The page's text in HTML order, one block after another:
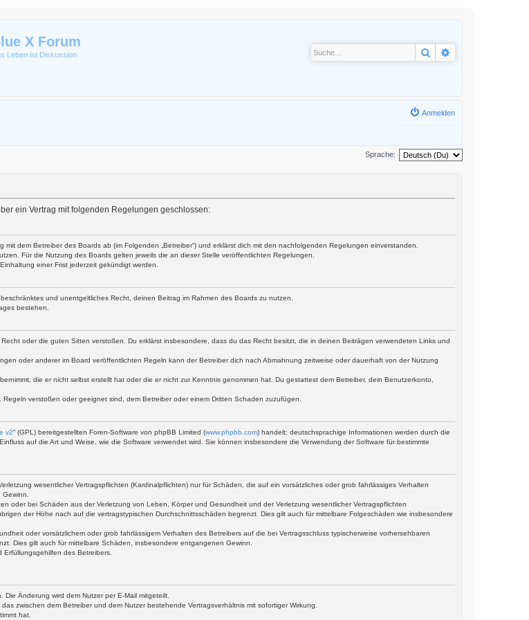
X Forum
Leben ist Diskussion Suche
Anmelden
Sprache:
ein Vertrag mit folgenden Regelungen geschlossen:
dem Betreiber des Boards ab (im Folgenden „Betreiber“) und erklärst dich mit den nachfolgenden Regelungen einverstanden.
Für die Nutzung des Boards gelten jeweils die an dieser Stelle veröffentlichten Regelungen.
einer Frist jederzeit gekündigt werden.
und unentgeltliches Recht, deinen Beitrag im Rahmen des Boards zu nutzen.
bestehen.
oder die guten Sitten verstoßen. Du erklärst insbesondere, dass du das Recht besitzt, die in deinen Beiträgen verwendeten Links und
oder anderer im Board veröffentlichten Regeln kann der Betreiber dich nach Abmahnung zeitweise oder dauerhaft von der Nutzung
die er nicht selbst erstellt hat oder die er nicht zur Kenntnis genommen hat. Du gestattest dem Betreiber, dein Benutzerkonto,
verstoßen oder geeignet sind, dem Betreiber oder einem Dritten Schaden zuzufügen.
v2“ (GPL) bereitgestellten Foren-Software von phpBB Limited (www.phpbb.com) handelt; deutschsprachige Informationen werden durch die
auf die Art und Weise, wie die Software verwendet wird. Sie können insbesondere die Verwendung der Software für bestimmte
wesentlicher Vertragspflichten (Kardinalpflichten) nur für Schäden, die auf ein vorsätzliches oder grob fahrlässiges Verhalten
oder bei Schäden aus der Verletzung von Leben, Körper und Gesundheit und der Verletzung wesentlicher Vertragspflichten
der Höhe nach auf die vertragstypischen Durchschnittsschäden begrenzt. Dies gilt auch für mittelbare Folgeschäden wie insbesondere
oder vorsätzlichem oder grob fahrlässigem Verhalten des Betreibers auf die bei Vertragsschluss typischerweise vorhersehbaren
Dies gilt auch für mittelbare Schäden, insbesondere entgangenen Gewinn.
des Betreibers.
Änderung wird dem Nutzer per E-Mail mitgeteilt.
zwischen dem Betreiber und dem Nutzer bestehende Vertragsverhältnis mit sofortiger Wirkung.
hat.